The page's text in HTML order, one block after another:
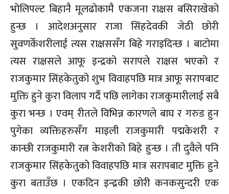
भोलिपल्ट बिहानै मूलढोकामै एकजना राक्षस बसिराखेको
हुन्छ । आदेशअनुसार राजा सिंहदेवकी जेठी छोरी
सुवणर्केशरीलाई त्यस राक्षससँग बिहे गराइदिन्छ । बाटोमा
त्यस राक्षसले आफू इन्द्रको सरापले राक्षस भएको र
राजकुमार सिंहकेतुको शुभ विवाहपछि मात्र आफू सरापबाट
मुक्ति हुने कुरा विलाप गर्दै पछि लागेका राजकुमारीलाई सबै
कुरा भन्छ । एवम् रीतले विभिन्न कारणले बाघ र गरुड हुन
पुगेका व्यक्तिहरुसँंग माइली राजकुमारी पद्मकेशरी र
कान्छी राजकुमारी रत्न केशरीको बिहे हुन्छ । ती दुवैले पनि
राजकुमार सिंहकेतुको विवाहपछि मात्र सरापबाट मुक्ति हुने
कुरा बताउँछ । एकदिन इन्द्रकी छोरी कनकसुन्दरी एक